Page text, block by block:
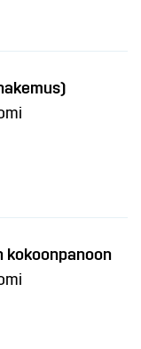
kokoonpanoon